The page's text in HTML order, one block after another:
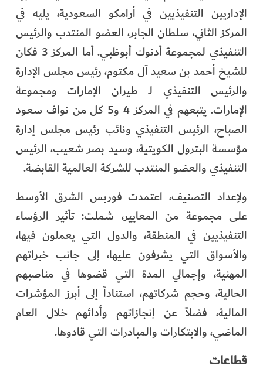
الإداريين التنفيذيين في أرامكو السعودية، يليه في
المركز الثاني، سلطان الجابر، العضو المنتدب والرئيس
التنفيذي لمجموعة أدنوك أبوظبي. أما المركز 3 فكان
للشيخ أحمد بن سعيد آل مكتوم، رئيس مجلس الإدارة
والرئيس التنفيذي لـ طيران الإمارات ومجموعة
الإمارات. يتبعهم في المركز 4 و5 كل من نواف سعود
الصباح، الرئيس التنفيذي ونائب رئيس مجلس إدارة
مؤسسة البترول الكويتية، وسيد بصر شعيب، الرئيس
التنفيذي والعضو المنتدب للشركة العالمية القابضة.
ولإعداد التصنيف، اعتمدت فوربس الشرق الأوسط
على مجموعة من المعايير، شملت: تأثير الرؤساء
التنفيذيين في المنطقة، والدول التي يعملون فيها،
والأسواق التي يشرفون عليها، إلى جانب خبراتهم
المهنية، وإجمالي المدة التي قضوها في مناصبهم
الحالية، وحجم شركاتهم، استناداً إلى أبرز المؤشرات
المالية، فضلاً عن إنجازاتهم وأدائهم خلال العام
الماضي، والابتكارات والمبادرات التي قادوها.
قطاعات